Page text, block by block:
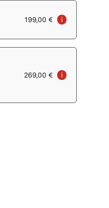
199,00 € i
269,00 € i